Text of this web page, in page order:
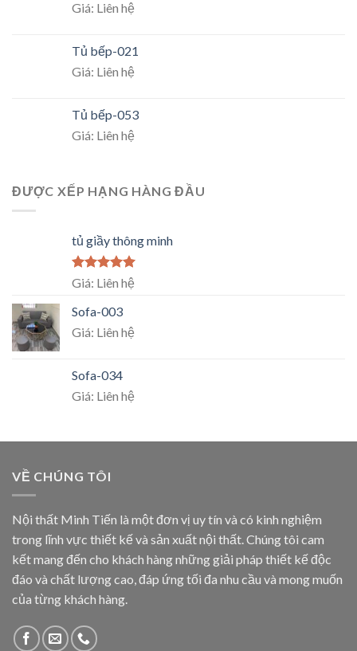
Giá: Liên hệ
Tủ bếp-021
Giá: Liên hệ
Tủ bếp-053
Giá: Liên hệ
ĐƯỢC XẾP HẠNG HÀNG ĐẦU
tủ giầy thông minh
Rated5.00
Giá: Liên hệ
Sofa-003
Giá: Liên hệ
Sofa-034
Giá: Liên hệ
VỀ CHÚNG TÔI
Nội thất Minh Tiến là một đơn vị uy tín và có kinh nghiệm
trong lĩnh vực thiết kế và sản xuất nội thất. Chúng tôi cam
kết mang đến cho khách hàng những giải pháp thiết kế độc
đáo và chất lượng cao, đáp ứng tối đa nhu cầu và mong muốn
của từng khách hàng.